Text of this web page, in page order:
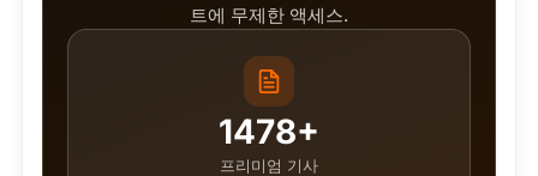
트에 무제한 액세스.
1478+
프리미엄 기사